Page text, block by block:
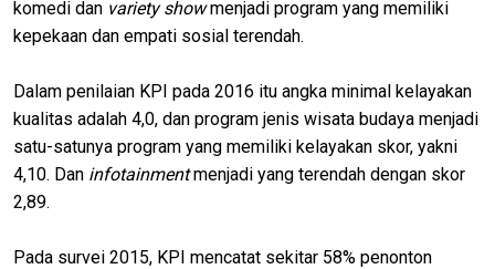
komedi dan variety showmenjadi program yang memiliki
kepekaan dan empati sosial terendah.
Dalam penilaian KPI pada 2016 itu angka minimal kelayakan
kualitas adalah 4,0, dan program jenis wisata budaya menjadi
satu-satunya program yang memiliki kelayakan skor, yakni
4,10. Dan infotainmentmenjadi yang terendah dengan skor
2,89.
Pada survei 2015, KPI mencatat sekitar 58% penonton